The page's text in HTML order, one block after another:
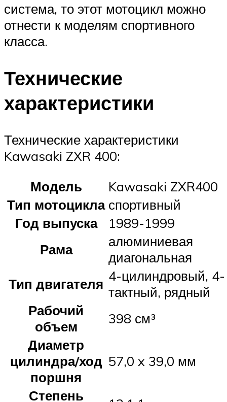
система, то этот мотоцикл можно
отнести к моделям спортивного
класса.
Технические
характеристики
Технические характеристики
Kawasaki ZXR 400:
Модель
Kawasaki ZXR400
Тип мотоцикла спортивный
Год выпуска
1989-1999
Рама
алюминиевая
диагональная
Тип двигателя 4-цилиндровый, 4-
тактный, рядный
Рабочий
объем
398 см³
Диаметр
цилиндра/ход
поршня
57,0 x 39,0 мм
Степень